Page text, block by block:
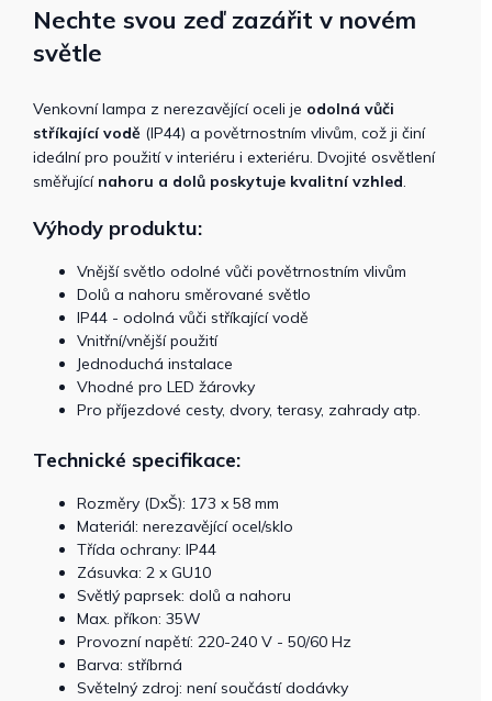
Nechte svou zeď zazářit v novém
světle
Venkovní lampa z nerezavějící oceli je odolná vůči
stříkající vodě (IP44) a povětrnostním vlivům, což ji činí
ideální pro použití v interiéru i exteriéru. Dvojité osvětlení
směřující nahoru a dolů poskytuje kvalitní vzhled
Výhody produktu:
Vnější světlo odolné vůči povětrnostním vlivům
Dolů a nahoru směrované světlo
IP44 - odolná vůči stříkající vodě
Vnitřní/vnější použití
Jednoduchá instalace
Vhodné pro LED žárovky
Pro příjezdové cesty, dvory, terasy, zahrady atp.
Technické specifikace:
Rozměry (DxŠ): 173 x 58 mm
Materiál: nerezavějící ocel/sklo
Třída ochrany: IP44
Zásuvka: 2 x GU10
Světlý paprsek: dolů a nahoru
Max. příkon: 35W
Provozní napětí: 220-240 V - 50/60 Hz
Barva: stříbrná
Světelný zdroj: není součástí dodávky